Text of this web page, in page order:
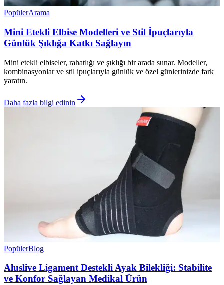
PopülerArama
Mini Etekli Elbise Modelleri ve Stil İpuçlarıyla
Günlük Şıklığa Katkı Sağlayın
Mini etekli elbiseler, rahatlığı ve şıklığı bir arada sunar. Modeller,
kombinasyonlar ve stil ipuçlarıyla günlük ve özel günlerinizde fark
yaratın.
Daha fazla bilgi edinin
PopülerBlog
Aluslive Ligament Destekli Ayak Bilekliği: Stabilite
ve Konfor Sağlayan Medikal Ürün